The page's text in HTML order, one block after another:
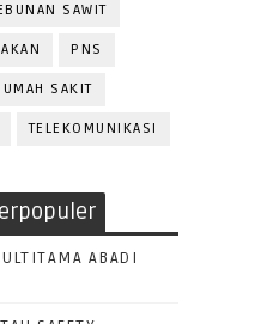
SAWIT
PNS
SAKIT
TELEKOMUNIKASI
ABADI